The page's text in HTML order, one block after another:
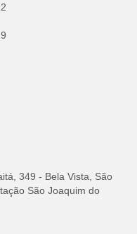
349 - Bela Vista, São
São Joaquim do